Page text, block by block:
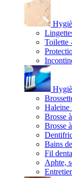
Toilette
Haleine
Brosse
Brosse
Bains
Fil
Aphte,